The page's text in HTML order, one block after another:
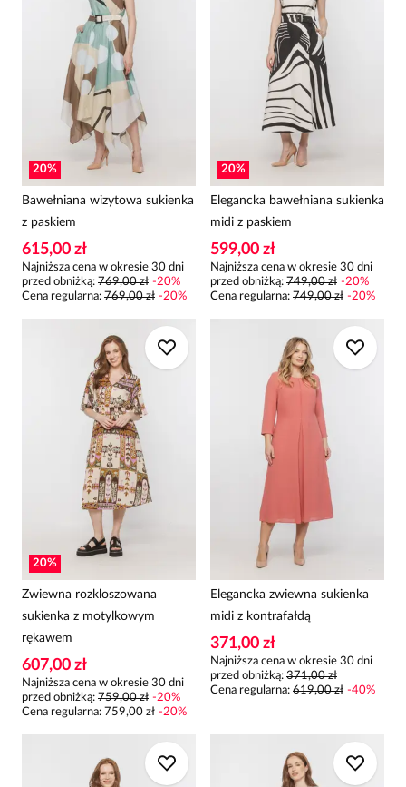
20%
Bawełniana wizytowa sukienka
z paskiem
615,00 zł
Najniższa cena w okresie 30 dni
przed obniżką: 769,00 zł -20%
Cena regularna: 769,00 zł -20%
20%
Elegancka bawełniana sukienka
midi z paskiem
599,00 zł
Najniższa cena w okresie 30 dni
przed obniżką: 749,00 zł -20%
Cena regularna: 749,00 zł -20%
20%
Zwiewna rozkloszowana
sukienka z motylkowym
rękawem
607,00 zł
Najniższa cena w okresie 30 dni
przed obniżką: 759,00 zł -20%
Cena regularna: 759,00 zł -20%
Elegancka zwiewna sukienka
midi z kontrafałdą
371,00 zł
Najniższa cena w okresie 30 dni
przed obniżką: 371,00 zł
Cena regularna: 619,00 zł -40%